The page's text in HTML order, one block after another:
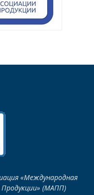
«Международная
Продукции» (МАПП)